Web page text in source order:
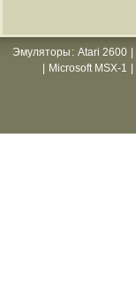
Эмуляторы : Atari 2600
Microsoft MSX-1